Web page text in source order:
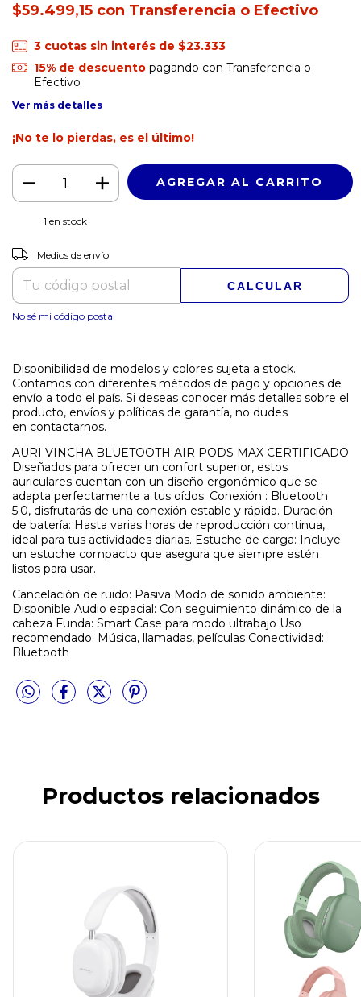
$59.499,15 con Transferencia o Efectivo
3 cuotas sin interés de $23.333
15% de descuentopagando con Transferencia o
Efectivo
Ver más detalles
¡No te lo pierdas, es el último!
1 en stock
Entregas para el CP:
Medios de envío
CALCULAR
No sé mi código postal
Disponibilidad de modelos y colores sujeta a stock.
Contamos con diferentes métodos de pago y opciones de
envío a todo el país. Si deseas conocer más detalles sobre el
producto, envíos y políticas de garantía, no dudes
en contactarnos.
AURI VINCHA BLUETOOTH AIR PODS MAX CERTIFICADO
Diseñados para ofrecer un confort superior, estos
auriculares cuentan con un diseño ergonómico que se
adapta perfectamente a tus oídos. Conexión : Bluetooth
5.0, disfrutarás de una conexión estable y rápida. Duración
de batería: Hasta varias horas de reproducción continua,
ideal para tus actividades diarias. Estuche de carga: Incluye
un estuche compacto que asegura que siempre estén
listos para usar.
Cancelación de ruido: Pasiva Modo de sonido ambiente:
Disponible Audio espacial: Con seguimiento dinámico de la
cabeza Funda: Smart Case para modo ultrabajo Uso
recomendado: Música, llamadas, películas Conectividad:
Bluetooth
Productos relacionados